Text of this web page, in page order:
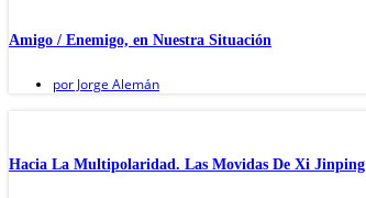
Amigo / Enemigo, en Nuestra Situación
por Jorge Alemán
Hacia La Multipolaridad. Las Movidas De Xi Jinping